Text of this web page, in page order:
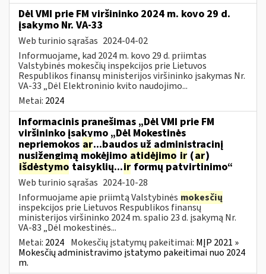
Dėl VMI prie FM viršininko 2024 m. kovo 29 d.
įsakymo Nr. VA-33
Web turinio sąrašas 2024-04-02
Informuojame, kad 2024 m. kovo 29 d. priimtas
Valstybinės mokesčių inspekcijos prie Lietuvos
Respublikos finansų ministerijos viršininko įsakymas Nr.
VA-33 „Dėl Elektroninio kvito naudojimo...
Metai: 2024
Informacinis pranešimas „Dėl VMI prie FM
viršininko įsakymo „Dėl Mokestinės
nepriemokos ar...baudos už administracinį
nusižengimą mokėjimo atidėjimo ir (ar)
išdėstymo taisyklių...irformų patvirtinimo“
Web turinio sąrašas 2024-10-28
Informuojame apie priimtą Valstybinės mokesčių
inspekcijos prie Lietuvos Respublikos finansų
ministerijos viršininko 2024 m. spalio 23 d. įsakymą Nr.
VA-83 „Dėl mokestinės...
Metai: 2024 Mokesčių įstatymų pakeitimai: MĮP 2021 »
Mokesčių administravimo įstatymo pakeitimai nuo 2024
m.